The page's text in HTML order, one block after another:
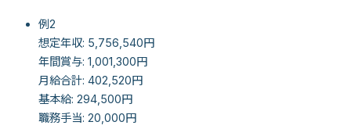
例2
想定年収: 5,756,540円
年間賞与: 1,001,300円
月給合計: 402,520円
基本給: 294,500円
職務手当: 20,000円